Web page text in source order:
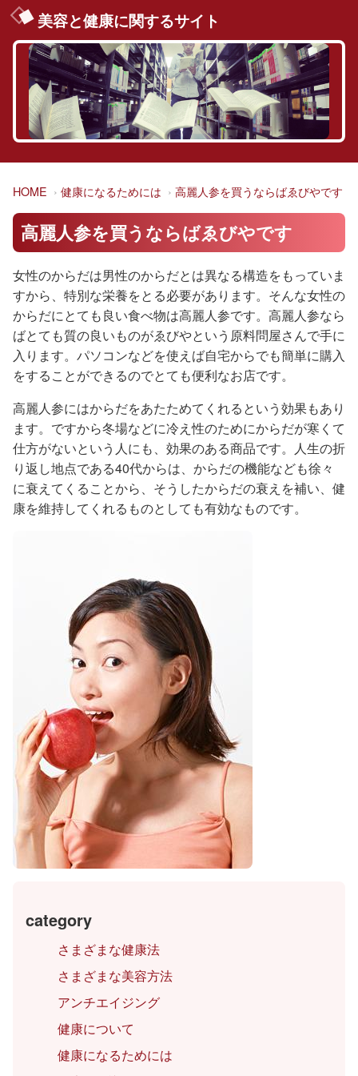
美容と健康に関するサイト
HOME 健康になるためには 高麗人参を買うならばゑびやです
高麗人参を買うならばゑびやです
女性のからだは男性のからだとは異なる構造をもっていま
すから、特別な栄養をとる必要があります。そんな女性の
からだにとても良い食べ物は高麗人参です。高麗人参なら
ばとても質の良いものがゑびやという原料問屋さんで手に
入ります。パソコンなどを使えば自宅からでも簡単に購入
をすることができるのでとても便利なお店です。
高麗人参にはからだをあたためてくれるという効果もあり
ます。ですから冬場などに冷え性のためにからだが寒くて
仕方がないという人にも、効果のある商品です。人生の折
り返し地点である40代からは、からだの機能なども徐々
に衰えてくることから、そうしたからだの衰えを補い、健
康を維持してくれるものとしても有効なものです。
category
さまざまな健康法
さまざまな美容方法
アンチエイジング
健康について
健康になるためには